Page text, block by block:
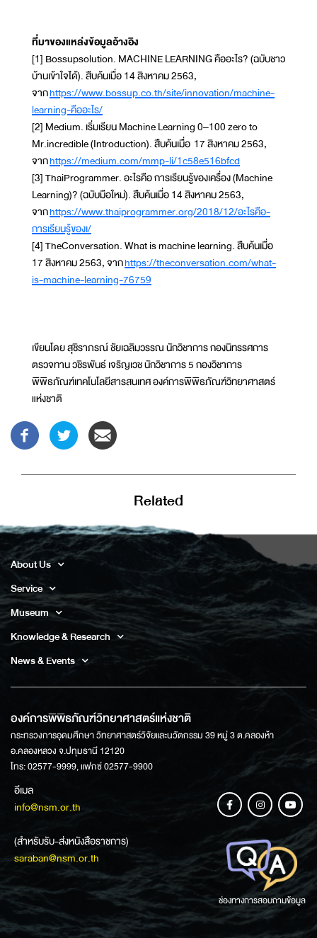
ที่มาของแหล่งข้อมูลอ้างอิง
[1] Bossupsolution. MACHINE LEARNING คืออะไร? (ฉบับชาว
บ้านเข้าใจได้). สืบค้นเมื่อ 14 สิงหาคม 2563,
จากhttps://www.bossup.co.th/site/innovation/machine-
learning-คืออะไร/
[2] Medium. เริ่มเรียน Machine Learning 0–100 zero to
Mr.incredible (Introduction). สืบค้นเมื่อ 17 สิงหาคม 2563,
จากhttps://medium.com/mmp-li/1c58e516bfcd
[3] ThaiProgrammer. อะไรคือ การเรียนรู้ของเครื่อง (Machine
Learning)? (ฉบับมือใหม่). สืบค้นเมื่อ 14 สิงหาคม 2563,
จากhttps://www.thaiprogrammer.org/2018/12/อะไรคือ-
การเรียนรู้ของเ/
[4] TheConversation. What is machine learning. สืบค้นเมื่อ
17 สิงหาคม 2563, จากhttps://theconversation.com/what-
is-machine-learning-76759
เขียนโดย สุชิราภรณ์ ชัยเฉลิมวรรณ นักวิชาการ กองนิทรรศการ
ตรวจทาน วชิรพันธ์ เจริญเวช นักวิชาการ 5 กองวิชาการ
พิพิธภัณฑ์เทคโนโลยีสารสนเทศ องค์การพิพิธภัณฑ์วิทยาศาสตร์
แห่งชาติ
Related
About Us
Service
Museum
Knowledge & Research
News & Events
องค์การพิพิธภัณฑ์วิทยาศาสตร์แห่งชาติ
กระทรวงการอุดมศึกษา วิทยาศาสตร์วิจัยและนวัตกรรม 39 หมู่ 3 ต.คลองห้า
อ.คลองหลวง จ.ปทุมธานี 12120
โทร: 02577-9999, แฟกซ์ 02577-9900
อีเมล
info@nsm.or.th
(สำหรับรับ-ส่งหนังสือราชการ)
saraban@nsm.or.th
ช่องทางการสอบถามข้อมูล